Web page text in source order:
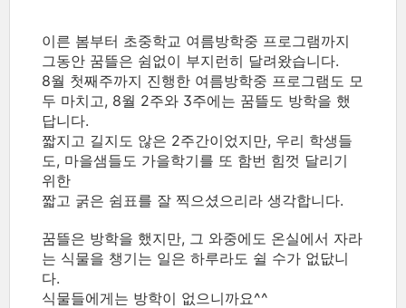
이른 봄부터 초중학교 여름방학중 프로그램까지
그동안 꿈뜰은 쉼없이 부지런히 달려왔습니다.
8월 첫째주까지 진행한 여름방학중 프로그램도 모
두 마치고, 8월 2주와 3주에는 꿈뜰도 방학을 했
답니다.
짧지고 길지도 않은 2주간이었지만, 우리 학생들
도, 마을샘들도 가을학기를 또 함번 힘껏 달리기
위한
짧고 굵은 쉼표를 잘 찍으셨으리라 생각합니다.
꿈뜰은 방학을 했지만, 그 와중에도 온실에서 자라
는 식물을 챙기는 일은 하루라도 쉴 수가 없닶니
다.
식물들에게는 방학이 없으니까요^^